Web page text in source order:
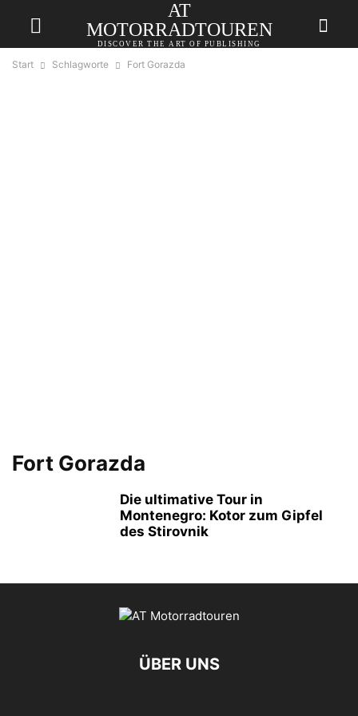
AT
MOTORRADTOUREN
DISCOVER THE ART OF PUBLISHING
Start Schlagworte Fort Gorazda
Fort Gorazda
Die ultimative Tour in
Montenegro: Kotor zum Gipfel
des Stirovnik
ÜBER UNS